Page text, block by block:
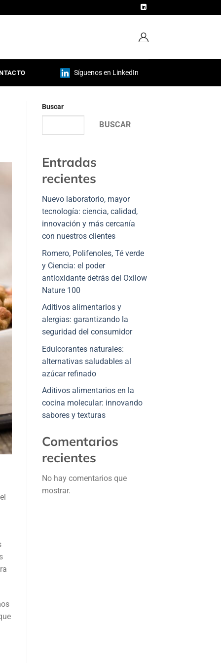
Síguenos en LinkedIn
Buscar
BUSCAR
Entradas
recientes
Nuevo laboratorio, mayor
tecnología: ciencia, calidad,
innovación y más cercanía
con nuestros clientes
Romero, Polifenoles, Té verde
y Ciencia: el poder
antioxidante detrás del Oxilow
Nature 100
Aditivos alimentarios y
alergias: garantizando la
seguridad del consumidor
Edulcorantes naturales:
alternativas saludables al
azúcar refinado
Aditivos alimentarios en la
cocina molecular: innovando
sabores y texturas
Comentarios
recientes
No hay comentarios que
mostrar.